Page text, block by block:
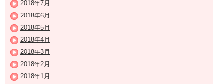
2018年7月
2018年6月
2018年5月
2018年4月
2018年3月
2018年2月
2018年1月